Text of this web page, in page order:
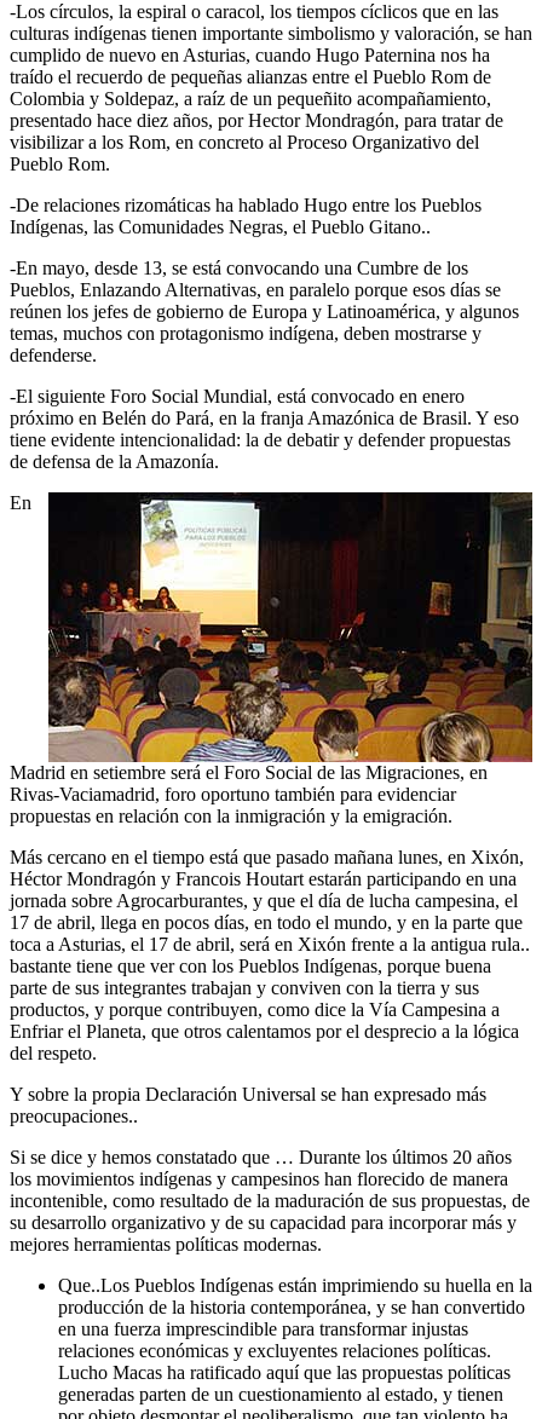
-Los círculos, la espiral o caracol, los tiempos cíclicos que en las
culturas indígenas tienen importante simbolismo y valoración, se han
cumplido de nuevo en Asturias, cuando Hugo Paternina nos ha
traído el recuerdo de pequeñas alianzas entre el Pueblo Rom de
Colombia y Soldepaz, a raíz de un pequeñito acompañamiento,
presentado hace diez años, por Hector Mondragón, para tratar de
visibilizar a los Rom, en concreto al Proceso Organizativo del
Pueblo Rom.
-De relaciones rizomáticas ha hablado Hugo entre los Pueblos
Indígenas, las Comunidades Negras, el Pueblo Gitano..
-En mayo, desde 13, se está convocando una Cumbre de los
Pueblos, Enlazando Alternativas, en paralelo porque esos días se
reúnen los jefes de gobierno de Europa y Latinoamérica, y algunos
temas, muchos con protagonismo indígena, deben mostrarse y
defenderse.
-El siguiente Foro Social Mundial, está convocado en enero
próximo en Belén do Pará, en la franja Amazónica de Brasil. Y eso
tiene evidente intencionalidad: la de debatir y defender propuestas
de defensa de la Amazonía.
En
Madrid en setiembre será el Foro Social de las Migraciones, en
Rivas-Vaciamadrid, foro oportuno también para evidenciar
propuestas en relación con la inmigración y la emigración.
Más cercano en el tiempo está que pasado mañana lunes, en Xixón,
Héctor Mondragón y Francois Houtart estarán participando en una
jornada sobre Agrocarburantes, y que el día de lucha campesina, el
17 de abril, llega en pocos días, en todo el mundo, y en la parte que
toca a Asturias, el 17 de abril, será en Xixón frente a la antigua rula..
bastante tiene que ver con los Pueblos Indígenas, porque buena
parte de sus integrantes trabajan y conviven con la tierra y sus
productos, y porque contribuyen, como dice la Vía Campesina a
Enfriar el Planeta, que otros calentamos por el desprecio a la lógica
del respeto.
Y sobre la propia Declaración Universal se han expresado más
preocupaciones..
Si se dice y hemos constatado que … Durante los últimos 20 años
los movimientos indígenas y campesinos han florecido de manera
incontenible, como resultado de la maduración de sus propuestas, de
su desarrollo organizativo y de su capacidad para incorporar más y
mejores herramientas políticas modernas.
Que..Los Pueblos Indígenas están imprimiendo su huella en la
producción de la historia contemporánea, y se han convertido
en una fuerza imprescindible para transformar injustas
relaciones económicas y excluyentes relaciones políticas.
Lucho Macas ha ratificado aquí que las propuestas políticas
generadas parten de un cuestionamiento al estado, y tienen